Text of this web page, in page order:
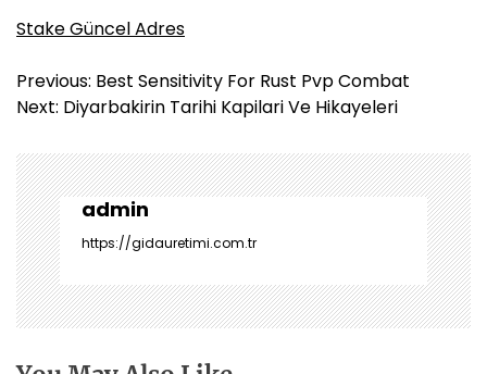
Stake Güncel Adres
Y
a
ı
g
e
z
i
n
m
s
Previous: Best Sensitivity For Rust Pvp Combat
Next: Diyarbakirin Tarihi Kapilari Ve Hikayeleri
admin
https://gidauretimi.com.tr